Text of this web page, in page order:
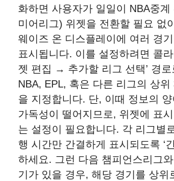
화하면 사용자가 일일이 NBA중계
미어리그) 위젯을 전환할 필요 없
웨이즈 온 디스플레이에 여러 경
표시됩니다. 이를 설정하려면 콜라
젯 편집 → 추가할 리그 선택’ 경로
NBA, EPL, 혹은 다른 리그의 상위
을 지정합니다. 단, 이때 정보의
가독성이 떨어지므로, 위젯에 표
는 설정이 필요합니다. 각 리그별
행 시간만 간결하게 표시되도록 ‘
하세요. 그런 다음 챔피언스리그
기가 있을 경우, 해당 경기를 상위